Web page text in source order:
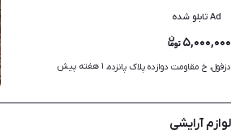
Ad تابلو شده
۵,۰۰۰,۰۰۰
دزفول، خ مقاومت دوازده پلاک پانزده، ۱ هفته پیش
لوازم آرایشی